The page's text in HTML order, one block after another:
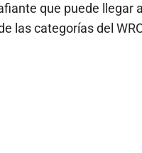
que puede llegar
las categorías del